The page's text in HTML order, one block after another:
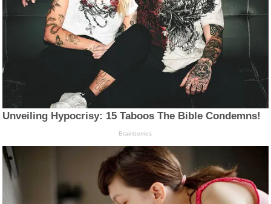
Unveiling Hypocrisy: 15 Taboos The Bible Condemns!
Brainberries